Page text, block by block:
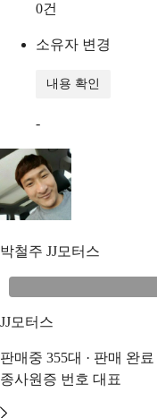
0건
소유자 변경
내용 확인
-
박철주 JJ모터스
JJ모터스
판매중 355대 · 판매 완료
종사원증 번호 대표